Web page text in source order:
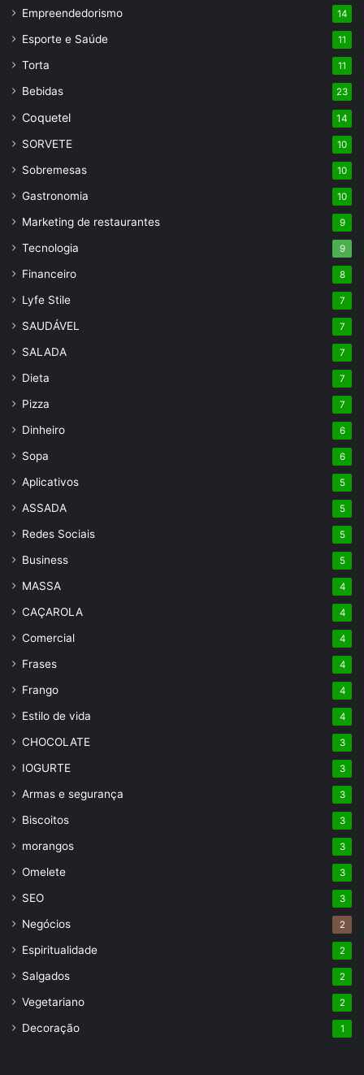
Empreendedorismo 14
Esporte e Saúde 11
Torta 11
Bebidas 23
Coquetel 14
SORVETE 10
Sobremesas 10
Gastronomia 10
Marketing de restaurantes 9
Tecnologia 9
Financeiro 8
Lyfe Stile 7
SAUDÁVEL 7
SALADA 7
Dieta 7
Pizza 7
Dinheiro 6
Sopa 6
Aplicativos 5
ASSADA 5
Redes Sociais 5
Business 5
MASSA 4
CAÇAROLA 4
Comercial 4
Frases 4
Frango 4
Estilo de vida 4
CHOCOLATE 3
IOGURTE 3
Armas e segurança 3
Biscoitos 3
morangos 3
Omelete 3
SEO 3
Negócios 2
Espiritualidade 2
Salgados 2
Vegetariano 2
Decoração 1